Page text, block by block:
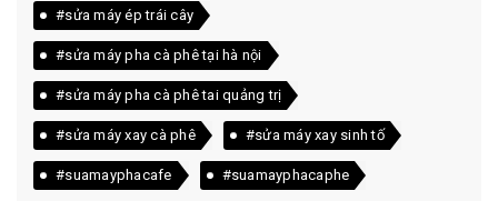
#sửa máy ép trái cây
#sửa máy pha cà phê tại hà nội
#sửa máy pha cà phê tai quảng trị
#sửa máy xay cà phê #sửa máy xay sinh tố
#suamayphacafe #suamayphacaphe